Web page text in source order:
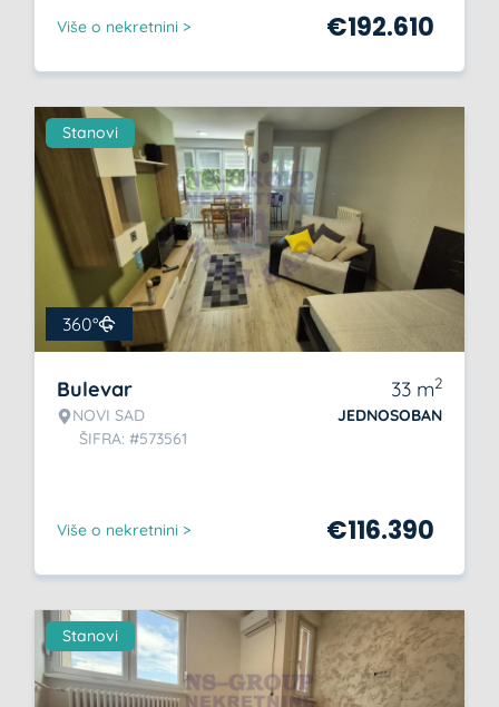
Više o nekretnini > €192.610
Stanovi
360°
Bulevar
NOVI SAD
ŠIFRA: #573561
33 m2
JEDNOSOBAN
Više o nekretnini > €116.390
Stanovi